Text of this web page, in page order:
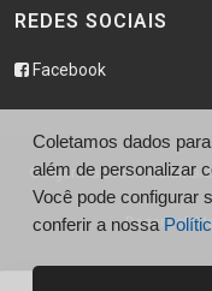
REDES SOCIAIS
Facebook
© Agência Brasil
Coletamos dados
além de personalizar
Você pode configurar
conferir a nossa